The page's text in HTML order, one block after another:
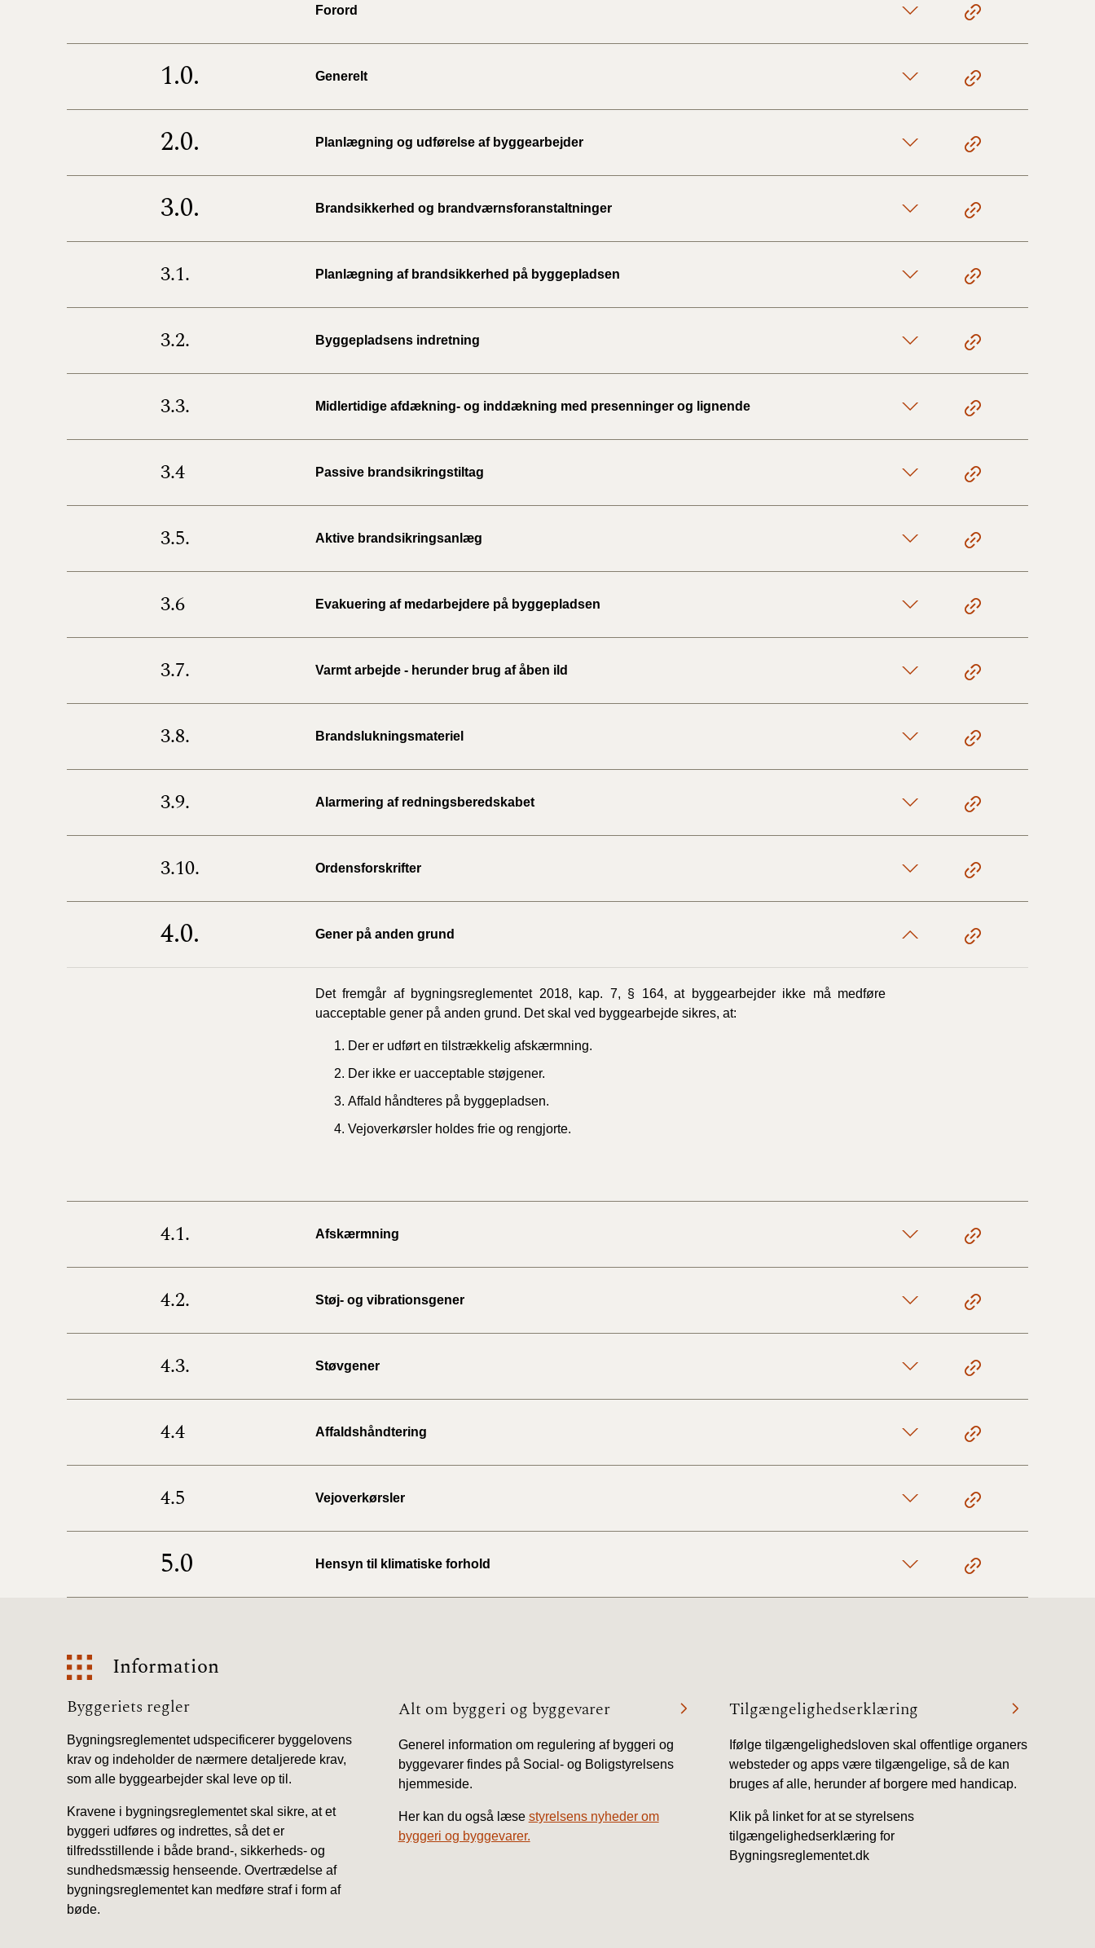
BR18 (1/1-9/3 2020)
BR18 (1/1-30/6 2018)
BR15 (2015-2018)
Forord
1.0. Generelt
2.0. Planlægning og udførelse af byggearbejder
3.0. Brandsikkerhed og brandværnsforanstaltninger
3.1. Planlægning af brandsikkerhed på byggepladsen
3.2. Byggepladsens indretning
3.3. Midlertidige afdækning- og inddækning med presenninger og lignende
3.4 Passive brandsikringstiltag
3.5. Aktive brandsikringsanlæg
3.6 Evakuering af medarbejdere på byggepladsen
3.7. Varmt arbejde - herunder brug af åben ild
3.8. Brandslukningsmateriel
3.9. Alarmering af redningsberedskabet
3.10. Ordensforskrifter
4.0. Gener på anden grund
Det fremgår af bygningsreglementet 2018, kap. 7, § 164, at byggearbejder ikke må medføre
uacceptable gener på anden grund. Det skal ved byggearbejde sikres, at:
Der er udført en tilstrækkelig afskærmning.
Der ikke er uacceptable støjgener.
Affald håndteres på byggepladsen.
Vejoverkørsler holdes frie og rengjorte.
4.1. Afskærmning
4.2. Støj- og vibrationsgener
4.3. Støvgener
4.4 Affaldshåndtering
4.5 Vejoverkørsler
5.0 Hensyn til klimatiske forhold
Information
Information
Byggeriets regler
Bygningsreglementet udspecificerer byggelovens
krav og indeholder de nærmere detaljerede krav,
som alle byggearbejder skal leve op til.
Kravene i bygningsreglementet skal sikre, at et
byggeri udføres og indrettes, så det er
tilfredsstillende i både brand-, sikkerheds- og
sundhedsmæssig henseende. Overtrædelse af
bygningsreglementet kan medføre straf i form af
bøde.
Alt om byggeri og byggevarer
Generel information om regulering af byggeri og
byggevarer findes på Social- og Boligstyrelsens
hjemmeside.
Her kan du også læse styrelsens nyheder om
byggeri og byggevarer.
Tilgængelighedserklæring
Ifølge tilgængelighedsloven skal offentlige organers
websteder og apps være tilgængelige, så de kan
bruges af alle, herunder af borgere med handicap.
Klik på linket for at se styrelsens
tilgængelighedserklæring for
Bygningsreglementet.dk